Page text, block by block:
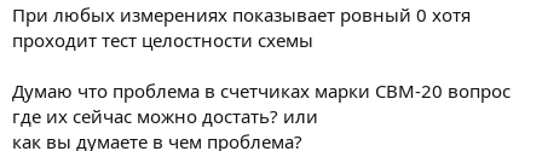
При любых измерениях показывает ровный 0 хотя
проходит тест целостности схемы
Думаю что проблема в счетчиках марки СВМ-20 вопрос
где их сейчас можно достать? или
как вы думаете в чем проблема?